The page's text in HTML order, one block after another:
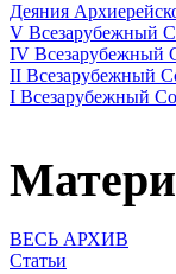
Деяния
V Всезарубежный
IV Всезарубежный
II Всезарубежный
I Всезарубежный
ВЕСЬ АРХИВ
Статьи